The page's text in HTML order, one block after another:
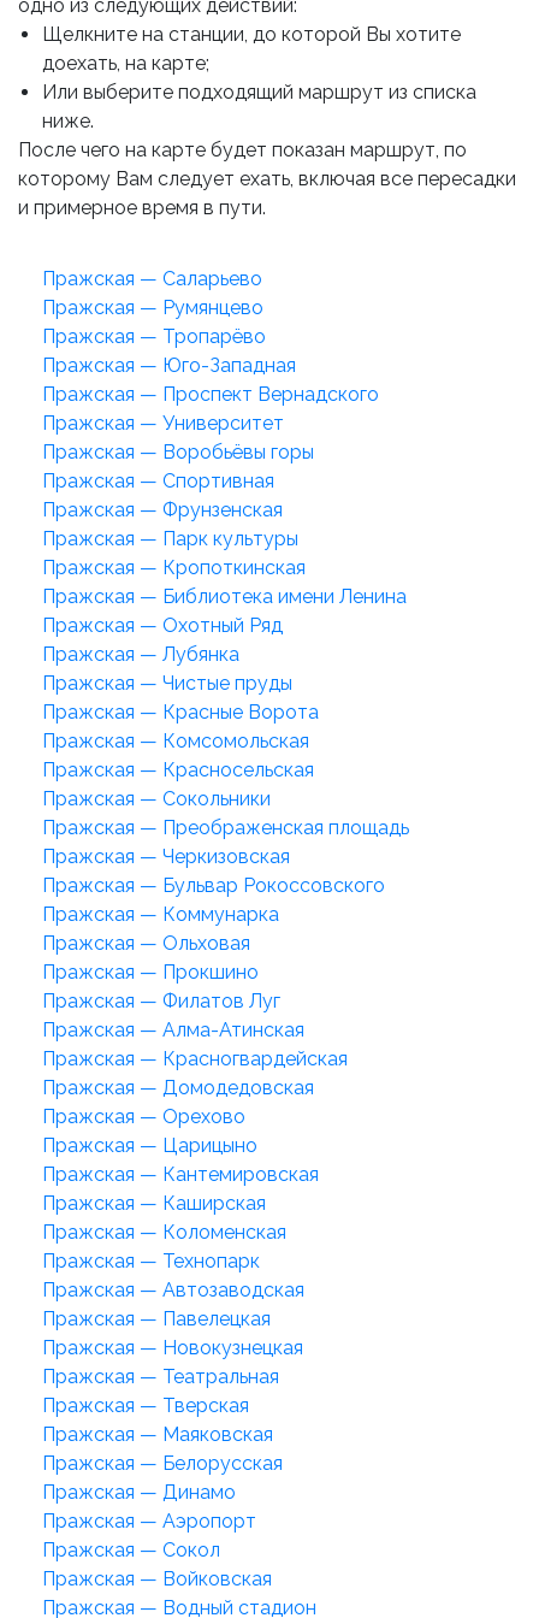
одно из следующих действий:
Щелкните на станции, до которой Вы хотите
доехать, на карте;
Или выберите подходящий маршрут из списка
ниже.
После чего на карте будет показан маршрут, по
которому Вам следует ехать, включая все пересадки
и примерное время в пути.
Пражская — Саларьево
Пражская — Румянцево
Пражская — Тропарёво
Пражская — Юго-Западная
Пражская — Проспект Вернадского
Пражская — Университет
Пражская — Воробьёвы горы
Пражская — Спортивная
Пражская — Фрунзенская
Пражская — Парк культуры
Пражская — Кропоткинская
Пражская — Библиотека имени Ленина
Пражская — Охотный Ряд
Пражская — Лубянка
Пражская — Чистые пруды
Пражская — Красные Ворота
Пражская — Комсомольская
Пражская — Красносельская
Пражская — Сокольники
Пражская — Преображенская площадь
Пражская — Черкизовская
Пражская — Бульвар Рокоссовского
Пражская — Коммунарка
Пражская — Ольховая
Пражская — Прокшино
Пражская — Филатов Луг
Пражская — Алма-Атинская
Пражская — Красногвардейская
Пражская — Домодедовская
Пражская — Орехово
Пражская — Царицыно
Пражская — Кантемировская
Пражская — Каширская
Пражская — Коломенская
Пражская — Технопарк
Пражская — Автозаводская
Пражская — Павелецкая
Пражская — Новокузнецкая
Пражская — Театральная
Пражская — Тверская
Пражская — Маяковская
Пражская — Белорусская
Пражская — Динамо
Пражская — Аэропорт
Пражская — Сокол
Пражская — Войковская
Пражская — Водный стадион